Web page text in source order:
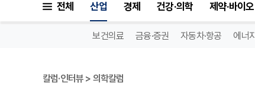
전체 산업 경제 건강·의학 제약·바이오
보건의료 금융·증권 자동차·항공 에너지
칼럼·인터뷰 > 의학칼럼